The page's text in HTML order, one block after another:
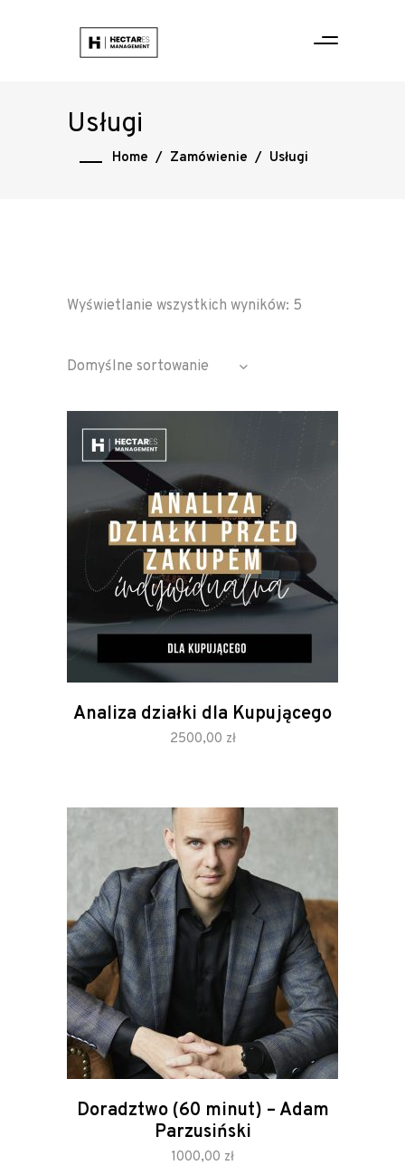
Usługi
Home / Zamówienie / Usługi
Wyświetlanie wszystkich wyników: 5
Domyślne sortowanie
Analiza działki dla Kupującego
2500,00 zł
zamów
Doradztwo (60 minut) – Adam
Parzusiński
1000,00 zł
zamów